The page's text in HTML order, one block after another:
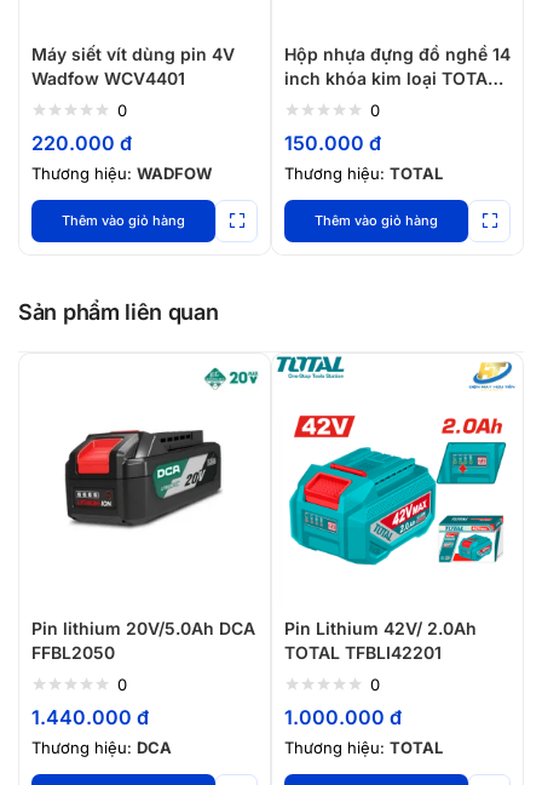
Máy siết vít dùng pin 4V
Wadfow WCV4401
0
220.000 đ
Thương hiệu: WADFOW
Thêm vào giỏ hàng
Hộp nhựa đựng đồ nghề 14
inch khóa kim loại TOTAL
TPBX0142
0
150.000 đ
Thương hiệu: TOTAL
Thêm vào giỏ hàng
Sản phẩm liên quan
Pin lithium 20V/5.0Ah DCA
FFBL2050
0
1.440.000 đ
Thương hiệu: DCA
Pin Lithium 42V/ 2.0Ah
TOTAL TFBLI42201
0
1.000.000 đ
Thương hiệu: TOTAL